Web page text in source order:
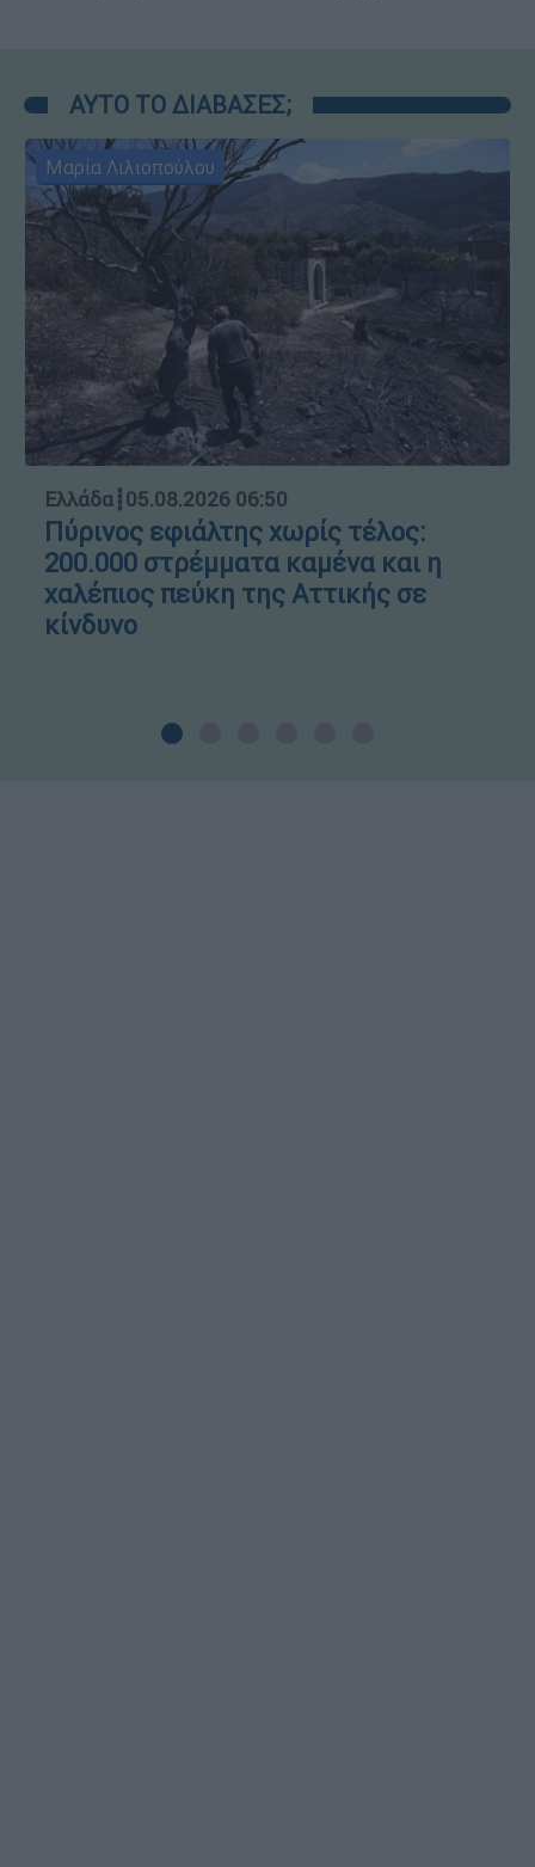
ΑΥΤΟ ΤΟ ΔΙΑΒΑΣΕΣ;
Μαρία Λιλιοπούλου
Ελλάδα┋05.08.2026 06:50
Πύρινος εφιάλτης χωρίς τέλος:
200.000 στρέμματα καμένα και η
χαλέπιος πεύκη της Αττικής σε
κίνδυνο